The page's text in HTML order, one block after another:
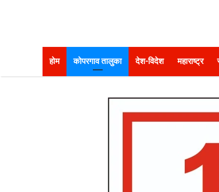
होम कोपरगाव तालुका देश-विदेश महाराष्ट्र